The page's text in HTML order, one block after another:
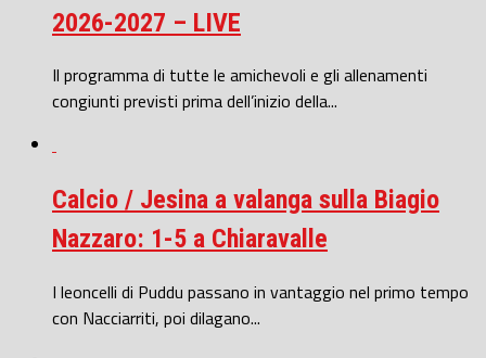
2026-2027 – LIVE
Il programma di tutte le amichevoli e gli allenamenti
congiunti previsti prima dell’inizio della...
Calcio / Jesina a valanga sulla Biagio
Nazzaro: 1-5 a Chiaravalle
I leoncelli di Puddu passano in vantaggio nel primo tempo
con Nacciarriti, poi dilagano...